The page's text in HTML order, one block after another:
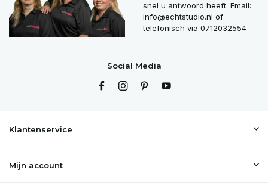
snel u antwoord heeft. Email:
info@echtstudio.nl of
telefonisch via 0712032554
Social Media
Klantenservice
Mijn account